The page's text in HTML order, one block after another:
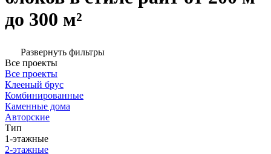
до 300 м²
Развернуть фильтры
Все проекты
Все проекты
Клееный брус
Комбинированные
Каменные дома
Авторские
Тип
1-этажные
2-этажные